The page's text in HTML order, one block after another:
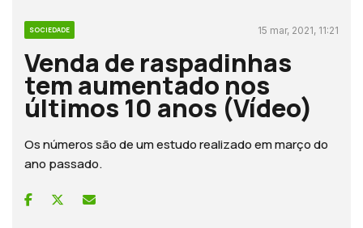
SOCIEDADE 15 mar, 2021, 11:21
Venda de raspadinhas
tem aumentado nos
últimos 10 anos (Vídeo)
Os números são de um estudo realizado em março do
ano passado.